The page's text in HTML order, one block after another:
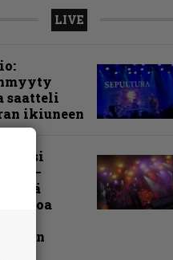
LIVE
saatteli
ikiuneen
–
neljä
nostoa